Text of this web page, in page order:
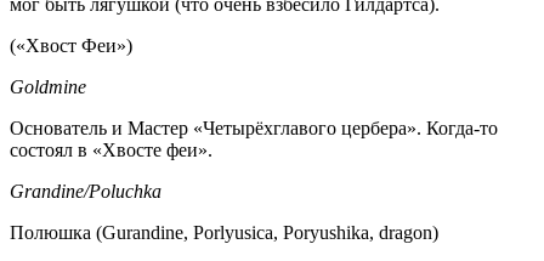
(«Хвост Феи»)
Goldmine
Основатель и Мастер «Четырёхглавого цербера». Когда-то
состоял в «Хвосте феи».
Grandine/Poluchka
Полюшка (Gurandine, Porlyusica, Poryushika, dragon)